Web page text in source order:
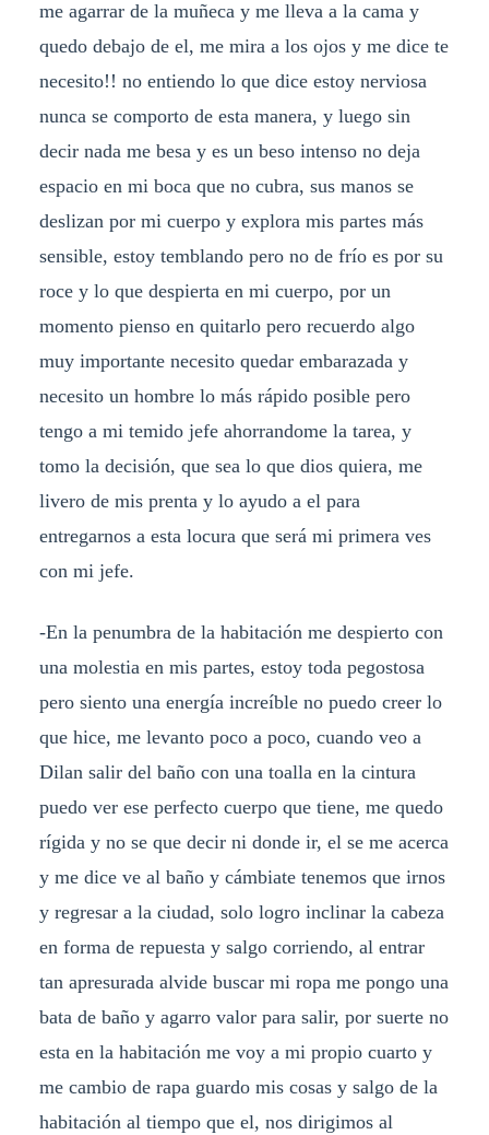
me agarrar de la muñeca y me lleva a la cama y
quedo debajo de el, me mira a los ojos y me dice te
necesito!! no entiendo lo que dice estoy nerviosa
nunca se comporto de esta manera, y luego sin
decir nada me besa y es un beso intenso no deja
espacio en mi boca que no cubra, sus manos se
deslizan por mi cuerpo y explora mis partes más
sensible, estoy temblando pero no de frío es por su
roce y lo que despierta en mi cuerpo, por un
momento pienso en quitarlo pero recuerdo algo
muy importante necesito quedar embarazada y
necesito un hombre lo más rápido posible pero
tengo a mi temido jefe ahorrandome la tarea, y
tomo la decisión, que sea lo que dios quiera, me
livero de mis prenta y lo ayudo a el para
entregarnos a esta locura que será mi primera ves
con mi jefe.
-En la penumbra de la habitación me despierto con
una molestia en mis partes, estoy toda pegostosa
pero siento una energía increíble no puedo creer lo
que hice, me levanto poco a poco, cuando veo a
Dilan salir del baño con una toalla en la cintura
puedo ver ese perfecto cuerpo que tiene, me quedo
rígida y no se que decir ni donde ir, el se me acerca
y me dice ve al baño y cámbiate tenemos que irnos
y regresar a la ciudad, solo logro inclinar la cabeza
en forma de repuesta y salgo corriendo, al entrar
tan apresurada alvide buscar mi ropa me pongo una
bata de baño y agarro valor para salir, por suerte no
esta en la habitación me voy a mi propio cuarto y
me cambio de rapa guardo mis cosas y salgo de la
habitación al tiempo que el, nos dirigimos al